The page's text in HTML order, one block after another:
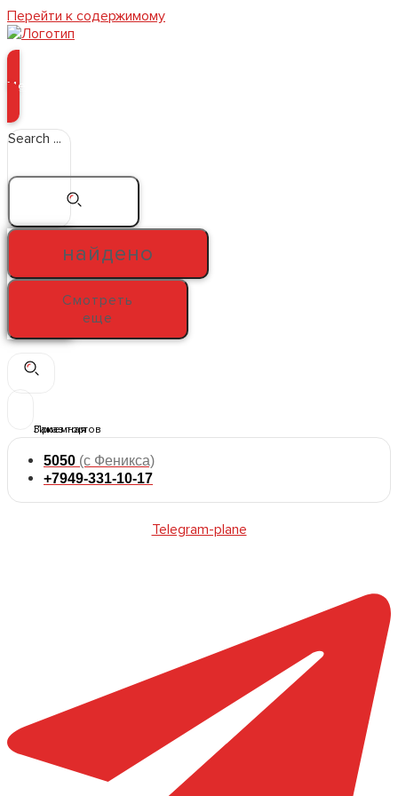
Перейти к содержимому
Меню
Search ...
найдено
Смотреть
еще
5050 (с Феникса)
+7949-331-10-17
Telegram-plane